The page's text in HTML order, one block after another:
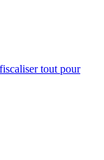
tout pour